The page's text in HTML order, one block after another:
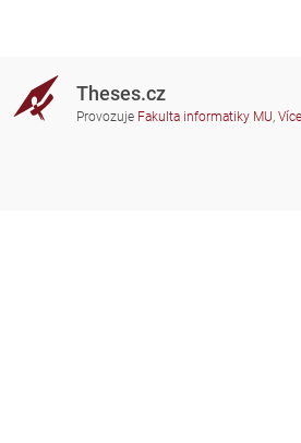
Theses.cz
Provozuje Fakulta informatiky MU,